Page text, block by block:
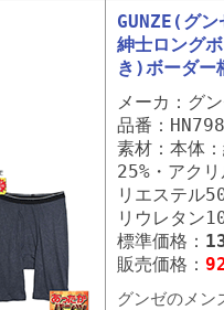
GUNZE(グ
紳士ロング
き)ボーダー
メーカ：グン
品番：
素材：本体
25%・アク
リエステル
リウレタン
標準価格：
販売価格：
グンゼのメン